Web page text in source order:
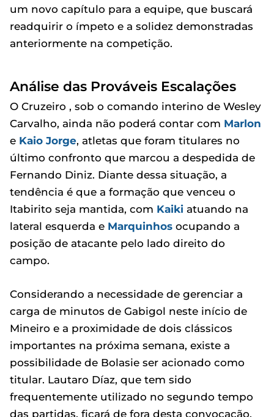
um novo capítulo para a equipe, que buscará
readquirir o ímpeto e a solidez demonstradas
anteriormente na competição.
Análise das Prováveis Escalações
O Cruzeiro , sob o comando interino de Wesley
Carvalho, ainda não poderá contar com Marlon
e Kaio Jorge, atletas que foram titulares no
último confronto que marcou a despedida de
Fernando Diniz. Diante dessa situação, a
tendência é que a formação que venceu o
Itabirito seja mantida, com Kaiki atuando na
lateral esquerda e Marquinhos ocupando a
posição de atacante pelo lado direito do
campo.
Considerando a necessidade de gerenciar a
carga de minutos de Gabigol neste início de
Mineiro e a proximidade de dois clássicos
importantes na próxima semana, existe a
possibilidade de Bolasie ser acionado como
titular. Lautaro Díaz, que tem sido
frequentemente utilizado no segundo tempo
das partidas, ficará de fora desta convocação.